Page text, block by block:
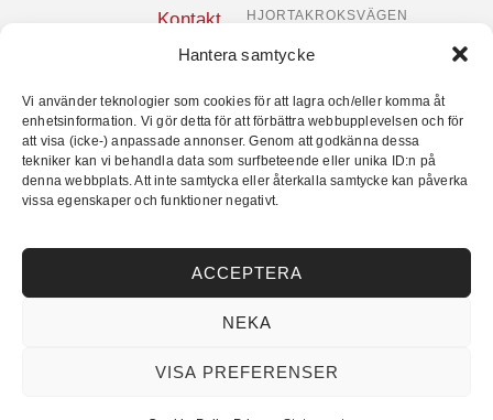
Hantera samtycke
Vi använder teknologier som cookies för att lagra och/eller komma åt
enhetsinformation. Vi gör detta för att förbättra webbupplevelsen och för
att visa (icke-) anpassade annonser. Genom att godkänna dessa
tekniker kan vi behandla data som surfbeteende eller unika ID:n på
denna webbplats. Att inte samtycka eller återkalla samtycke kan påverka
vissa egenskaper och funktioner negativt.
ACCEPTERA
NEKA
VISA PREFERENSER
Data &
Säkerhet
Kontakt
HJORTAKROKSVÄGEN